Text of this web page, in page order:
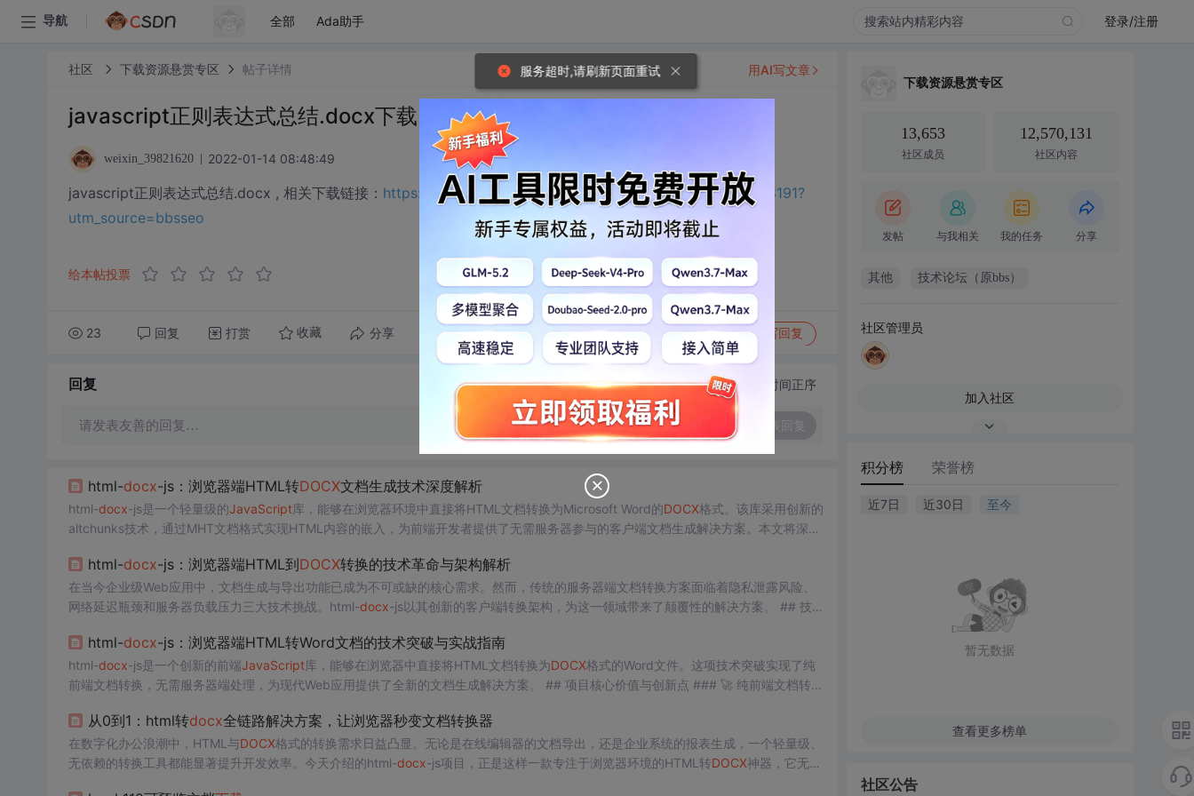
导航 全部 Ada助手 登录/注册
社区 下载资源悬赏专区 帖子详情
javascript正则表达式总结.docx下载
weixin_39821620 2022-01-14 08:48:49
javascript正则表达式总结.docx , 相关下载链接： https://download.csdn.net/download/qq_38179036/75688191?
utm_source=bbsseo
给本帖投票
23 回复 打赏 收藏 分享 转发到动态 举报 写回复
用AI写文章
回复 切换为时间正序
请发表友善的回复…
html-docx-js：浏览器端HTML转DOCX文档生成技术深度解析
html-docx-js是一个轻量级的JavaScript库，能够在浏览器环境中直接将HTML文档转换为Microsoft Word的DOCX格式。该库采用创新的
altchunks技术，通过MHT文档格式实现HTML内容的嵌入，为前端开发者提供了无需服务器参与的客户端文档生成解决方案。本文将深入
html-docx-js：浏览器端HTML到DOCX转换的技术革命与架构解析
在当今企业级Web应用中，文档生成与导出功能已成为不可或缺的核心需求。然而，传统的服务器端文档转换方案面临着隐私泄露风险、
网络延迟瓶颈和服务器负载压力三大技术挑战。html-docx-js以其创新的客户端转换架构，为这一领域带来了颠覆性的解决方案。 ## 技
服务器html-docx-js：浏览器端HTML转Word文档的技术突破与实战指南
html-docx-js是一个创新的前端JavaScript库，能够在浏览器中直接将HTML文档转换为DOCX格式的Word文件。这项技术突破实现了纯
前端文档转换，无需服务器端处理，为现代Web应用提供了全新的文档生成解决方案。 ## 项目核心价值与创新点 ### 🚀 纯前端文档转换
从0到1：html转docx全链路解决方案，让浏览器秒变文档转换器
在数字化办公浪潮中，HTML与DOCX格式的转换需求日益凸显。无论是在线编辑器的文档导出，还是企业系统的报表生成，一个轻量级、
无依赖的转换工具都能显著提升开发效率。今天介绍的html-docx-js项目，正是这样一款专注于浏览器环境的HTML转DOCX神器，它无需
下载资源悬赏专区
13,653
社区成员
12,570,131
社区内容
发帖 与我相关 我的任务 分享
其他 技术论坛（原bbs）
社区管理员
加入社区
积分榜 荣誉榜
近7日 近30日 至今
暂无数据
查看更多榜单
社区公告
服务超时,请刷新页面重试